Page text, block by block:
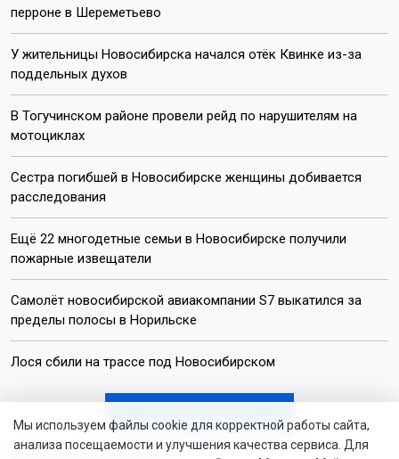
перроне в Шереметьево
У жительницы Новосибирска начался отёк Квинке из-за
поддельных духов
В Тогучинском районе провели рейд по нарушителям на
мотоциклах
Сестра погибшей в Новосибирске женщины добивается
расследования
Ещё 22 многодетные семьи в Новосибирске получили
пожарные извещатели
Самолёт новосибирской авиакомпании S7 выкатился за
пределы полосы в Норильске
Лося сбили на трассе под Новосибирском
Мы используем файлы cookie для корректной работы сайта,
анализа посещаемости и улучшения качества сервиса. Для